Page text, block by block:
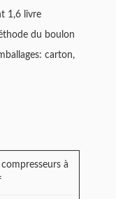
1,6 livre
du boulon
carton,
à